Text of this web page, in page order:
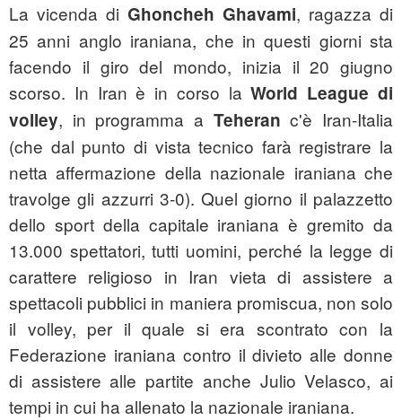
La vicenda di Ghoncheh Ghavami, ragazza di
25 anni anglo iraniana, che in questi giorni sta
facendo il giro del mondo, inizia il 20 giugno
scorso. In Iran è in corso laWorld League di
volley, in programma a Teheran c'è Iran-Italia
(che dal punto di vista tecnico farà registrare la
netta affermazione della nazionale iraniana che
travolge gli azzurri 3-0). Quel giorno il palazzetto
dello sport della capitale iraniana è gremito da
13.000 spettatori, tutti uomini, perché la legge di
carattere religioso in Iran vieta di assistere a
spettacoli pubblici in maniera promiscua, non solo
il volley, per il quale si era scontrato con la
Federazione iraniana contro il divieto alle donne
di assistere alle partite anche Julio Velasco, ai
tempi in cui ha allenato la nazionale iraniana.